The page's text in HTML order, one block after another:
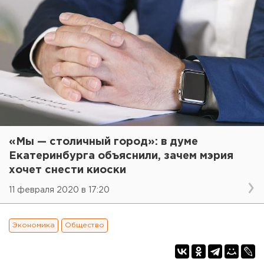
«Мы — столичный город»: в думе
Екатеринбурга объяснили, зачем мэрия
хочет снести киоски
11 февраля 2020 в 17:20
Экономика Общество